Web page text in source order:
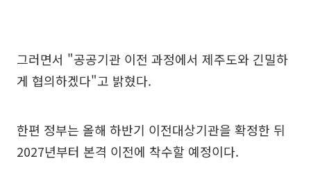
그러면서 "공공기관 이전 과정에서 제주도와 긴밀하
게 협의하겠다"고 밝혔다.
한편 정부는 올해 하반기 이전대상기관을 확정한 뒤
2027년부터 본격 이전에 착수할 예정이다.